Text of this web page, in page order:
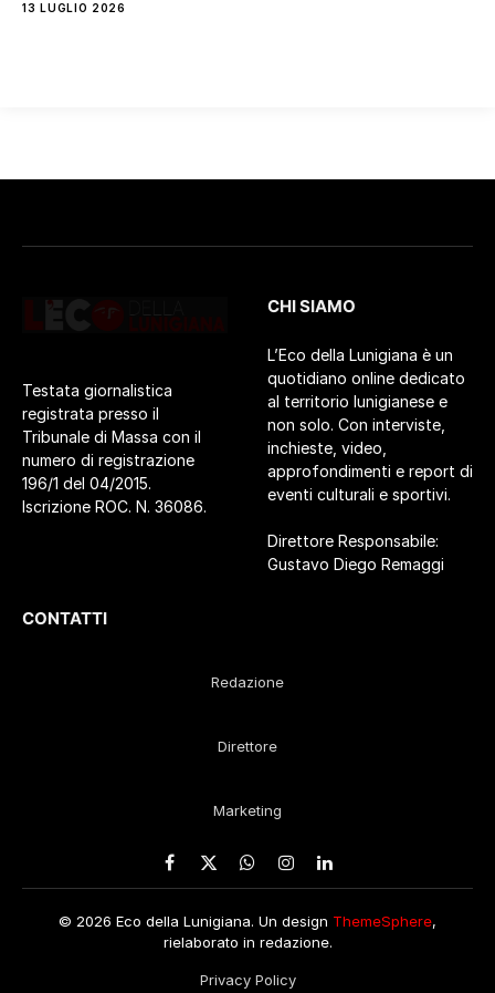
13 LUGLIO 2026
Testata giornalistica
registrata presso il
Tribunale di Massa con il
numero di registrazione
196/1 del 04/2015.
Iscrizione ROC. N. 36086.
CHI SIAMO
L’Eco della Lunigiana è un
quotidiano online dedicato
al territorio lunigianese e
non solo. Con interviste,
inchieste, video,
approfondimenti e report di
eventi culturali e sportivi.
Direttore Responsabile:
Gustavo Diego Remaggi
CONTATTI
Redazione
Direttore
Marketing
Facebook
X
WhatsApp
Instagram
LinkedIn
© 2026 Eco della Lunigiana. Un design ThemeSphere,
rielaborato in redazione.
Privacy Policy